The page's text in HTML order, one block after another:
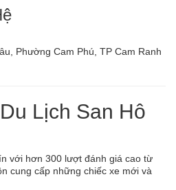
Phường Cam Phú, TP Cam Ranh
Lịch San Hô
với hơn 300 lượt đánh giá cao từ
cung cấp những chiếc xe mới và